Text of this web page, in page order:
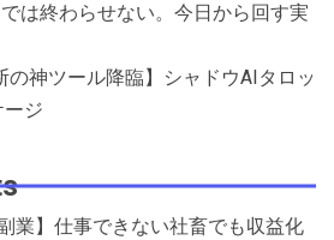
は終わらせない。今日から回す実
の神ツール降臨】シャドウAIタロッ
ージ
業】仕事できない社畜でも収益化